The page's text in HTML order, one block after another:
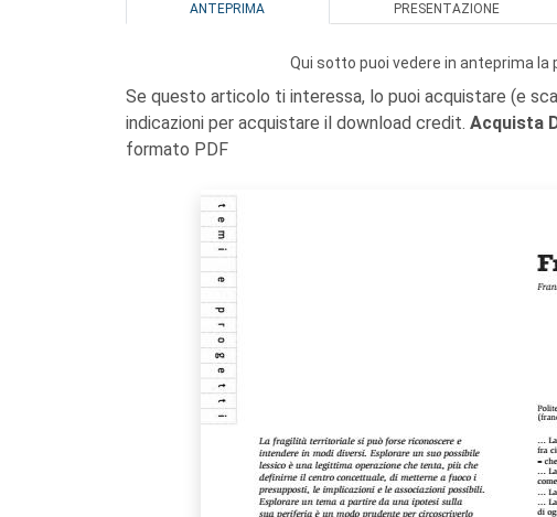
ANTEPRIMA PRESENTAZIONE
Qui sotto puoi vedere in anteprima la
Se questo articolo ti interessa, lo puoi acquistare (e
indicazioni per acquistare il download credit. Acquista
formato PDF